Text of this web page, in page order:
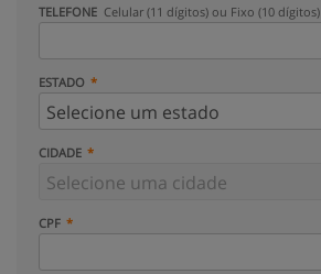
TELEFONE Celular (11 dígitos) ou Fixo (10 dígitos)
ESTADO
CIDADE
CPF